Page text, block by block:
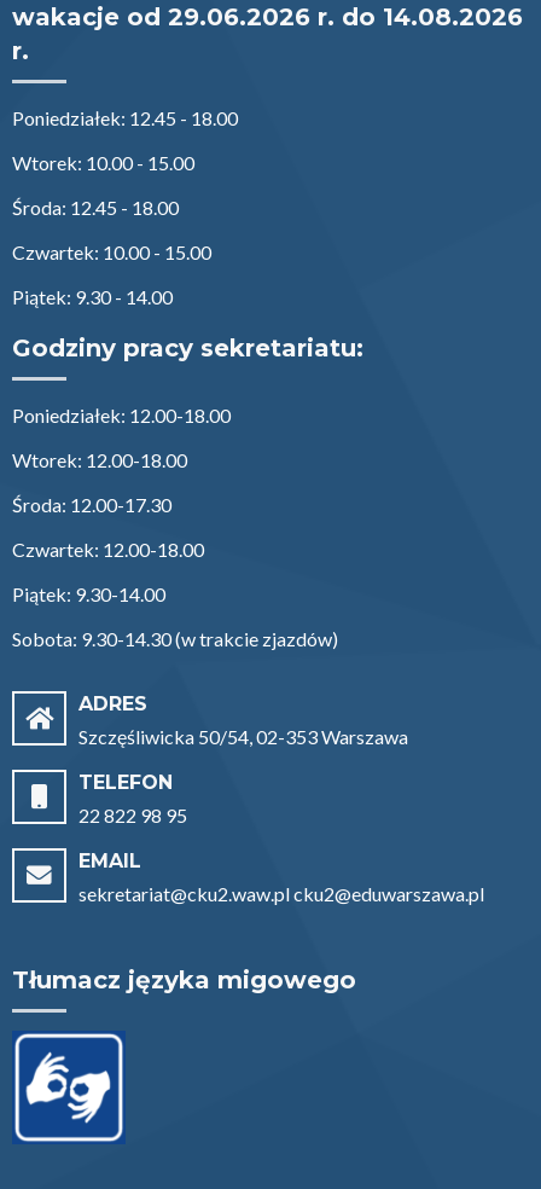
wakacje od 29.06.2026 r. do 14.08.2026
r.
Poniedziałek: 12.45 - 18.00
Wtorek: 10.00 - 15.00
Środa: 12.45 - 18.00
Czwartek: 10.00 - 15.00
Piątek: 9.30 - 14.00
Godziny pracy sekretariatu:
Poniedziałek: 12.00-18.00
Wtorek: 12.00-18.00
Środa: 12.00-17.30
Czwartek: 12.00-18.00
Piątek: 9.30-14.00
Sobota: 9.30-14.30 (w trakcie zjazdów)
ADRES
Szczęśliwicka 50/54, 02-353 Warszawa
TELEFON
22 822 98 95
EMAIL
sekretariat@cku2.waw.pl cku2@eduwarszawa.pl
Tłumacz języka migowego